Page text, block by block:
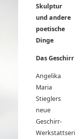
Skulptur
und andere
poetische
Dinge
Das Geschirr
Angelika
Maria
Stieglers
neue
Geschirr-
Werkstattseri